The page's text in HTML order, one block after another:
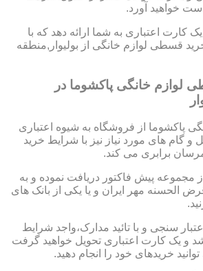
خواهید آورد.
کارت اعتباری به شما ارائه دهد که با
خرید قسطی لوازم خانگی از بولیوار,منطقه
لوازم خانگی پاکشوما در
پاکشوما از فروشگاه به شیوه اعتباری
گام های مورد نیاز نیز با شرایط خرید
برابری می کند.
مجموعه پیش فاکتور دریافت نموده و به
الحسنه مهر ایران و یا یکی از بانک های
سنجی و با تائید مدارک،واجد شرایط
شد و یک کارت اعتباری تحویل خواهید گرفت
خریدهای خود را انجام دهید.